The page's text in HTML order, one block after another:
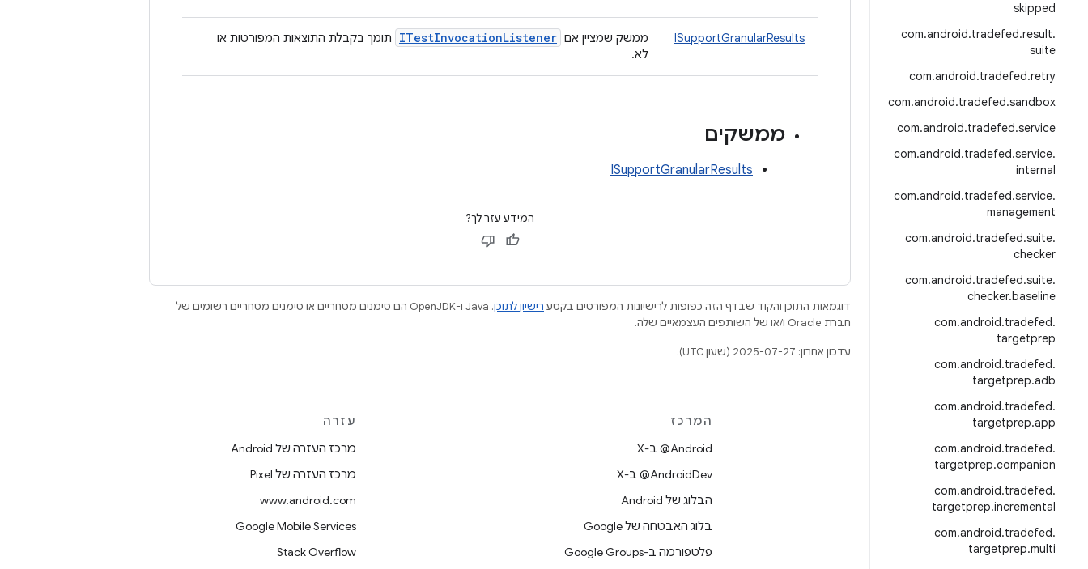
skipped
com.android.tradefed.result.
suite
com.android.tradefed.retry
com.android.tradefed.sandbox
com.android.tradefed.service
com.android.tradefed.service.
internal
com.android.tradefed.service.
management
com.android.tradefed.suite.
checker
com.android.tradefed.suite.
checker.baseline
com.android.tradefed.
targetprep
com.android.tradefed.
targetprep.adb
com.android.tradefed.
targetprep.app
com.android.tradefed.
targetprep.companion
com.android.tradefed.
targetprep.incremental
com.android.tradefed.
targetprep.multi
ISupportGranularResults ממשק שמציין אם ITestInvocationListener
תומך בקבלת התוצאות המפורטות או
לא.
ממשקים
ISupportGranularResults
המידע עזר לך?
דוגמאות התוכן והקוד שבדף הזה כפופות לרישיונות המפורטים בקטע רישיון לתוכן
.‏ Java ו-OpenJDK הם סימנים מסחריים או סימנים מסחריים רשומים של
חברת Oracle ו/או של השותפים העצמאיים שלה.
עדכון אחרון: 2025-07-27 (שעון UTC).
BUILD
מאגר Android
להסבר על ההורדה
תצוגה מקדימה של הקודים הבינאריים
גיבוי קושחה
המרכז
‫‎@Android ב-X
‫‎@AndroidDev ב-X
הבלוג של Android
בלוג האבטחה של Google
פלטפורמה ב-Google Groups
עזרה
מרכז העזרה של Android
מרכז העזרה של Pixel
www.android.com
Google Mobile Services
Stack Overflow